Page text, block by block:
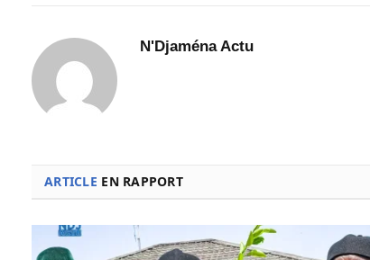
N'Djaména Actu
ARTICLE EN RAPPORT